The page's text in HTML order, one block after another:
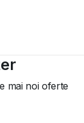
mai noi oferte